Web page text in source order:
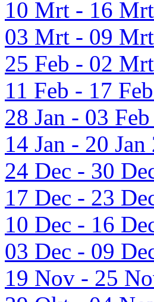
10 Mrt - 16
03 Mrt - 09
25 Feb - 02
11 Feb - 17
28 Jan - 03
14 Jan - 20 Jan
24 Dec - 30
17 Dec - 23
10 Dec - 16
03 Dec - 09
19 Nov - 25